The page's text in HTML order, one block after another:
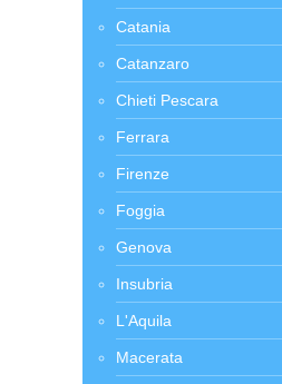
Catania
Catanzaro
Chieti Pescara
Ferrara
Firenze
Foggia
Genova
Insubria
L'Aquila
Macerata